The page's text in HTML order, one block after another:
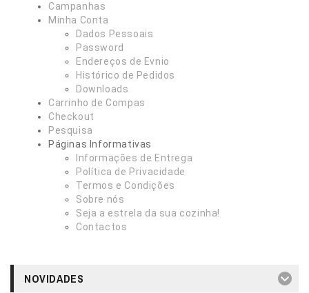
Campanhas
Minha Conta
Dados Pessoais
Password
Endereços de Evnio
Histórico de Pedidos
Downloads
Carrinho de Compas
Checkout
Pesquisa
Páginas Informativas
Informações de Entrega
Política de Privacidade
Termos e Condições
Sobre nós
Seja a estrela da sua cozinha!
Contactos
NOVIDADES